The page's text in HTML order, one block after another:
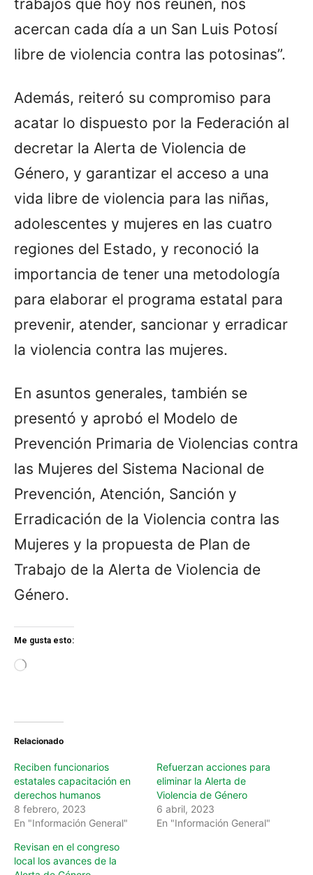
trabajos que hoy nos reúnen, nos
acercan cada día a un San Luis Potosí
libre de violencia contra las potosinas”.
Además, reiteró su compromiso para
acatar lo dispuesto por la Federación al
decretar la Alerta de Violencia de
Género, y garantizar el acceso a una
vida libre de violencia para las niñas,
adolescentes y mujeres en las cuatro
regiones del Estado, y reconoció la
importancia de tener una metodología
para elaborar el programa estatal para
prevenir, atender, sancionar y erradicar
la violencia contra las mujeres.
En asuntos generales, también se
presentó y aprobó el Modelo de
Prevención Primaria de Violencias contra
las Mujeres del Sistema Nacional de
Prevención, Atención, Sanción y
Erradicación de la Violencia contra las
Mujeres y la propuesta de Plan de
Trabajo de la Alerta de Violencia de
Género.
Me gusta esto:
L
g
Relacionado
Reciben funcionarios
estatales capacitación en
derechos humanos
8 febrero, 2023
En "Información General"
Refuerzan acciones para
eliminar la Alerta de
Violencia de Género
6 abril, 2023
En "Información General"
Revisan en el congreso
local los avances de la